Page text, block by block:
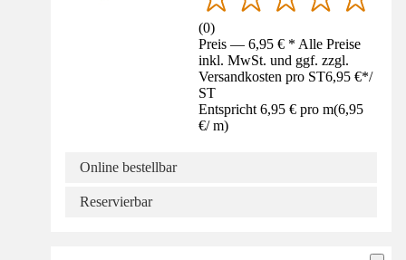
(0)
Preis — 6,95 € * Alle Preise
inkl. MwSt. und ggf. zzgl.
Versandkosten pro ST6,95 €*/
ST
Entspricht 6,95 € pro m(6,95
€/ m)
Online bestellbar
Reservierbar